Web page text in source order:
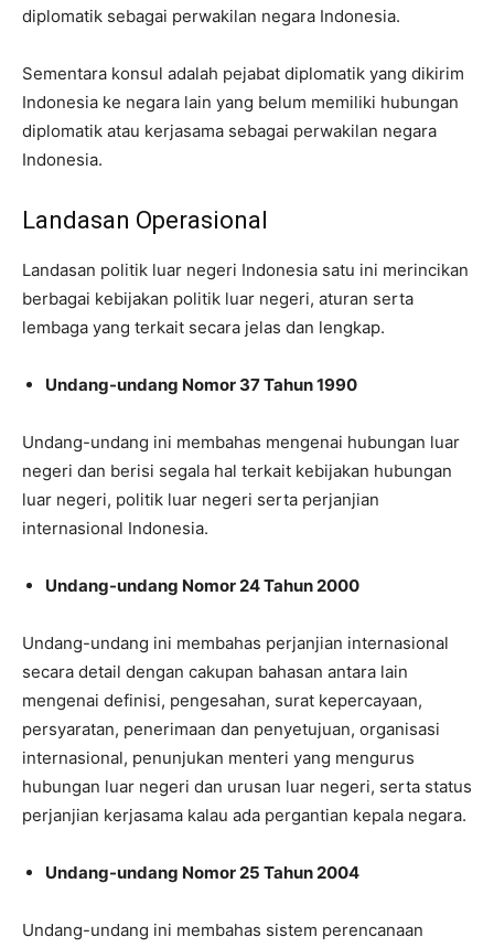
diplomatik sebagai perwakilan negara Indonesia.
Sementara konsul adalah pejabat diplomatik yang dikirim
Indonesia ke negara lain yang belum memiliki hubungan
diplomatik atau kerjasama sebagai perwakilan negara
Indonesia.
Landasan Operasional
Landasan politik luar negeri Indonesia satu ini merincikan
berbagai kebijakan politik luar negeri, aturan serta
lembaga yang terkait secara jelas dan lengkap.
Undang-undang Nomor 37 Tahun 1990
Undang-undang ini membahas mengenai hubungan luar
negeri dan berisi segala hal terkait kebijakan hubungan
luar negeri, politik luar negeri serta perjanjian
internasional Indonesia.
Undang-undang Nomor 24 Tahun 2000
Undang-undang ini membahas perjanjian internasional
secara detail dengan cakupan bahasan antara lain
mengenai definisi, pengesahan, surat kepercayaan,
persyaratan, penerimaan dan penyetujuan, organisasi
internasional, penunjukan menteri yang mengurus
hubungan luar negeri dan urusan luar negeri, serta status
perjanjian kerjasama kalau ada pergantian kepala negara.
Undang-undang Nomor 25 Tahun 2004
Undang-undang ini membahas sistem perencanaan